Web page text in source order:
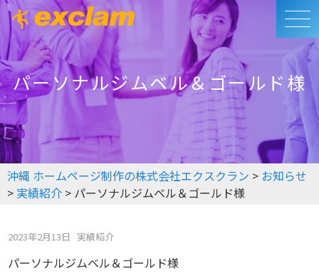
パーソナルジムベル＆ゴールド様
沖縄 ホームページ制作の株式会社エクスクラン > お知らせ
> 実績紹介 > パーソナルジムベル＆ゴールド様
2023年2月13日 実績紹介
パーソナルジムベル＆ゴールド様